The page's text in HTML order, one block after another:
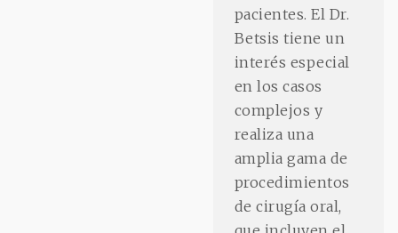
pacientes. El Dr.
Betsis tiene un
interés especial
en los casos
complejos y
realiza una
amplia gama de
procedimientos
de cirugía oral,